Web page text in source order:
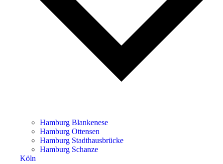
Hamburg Blankenese
Hamburg Ottensen
Hamburg Stadthausbrücke
Hamburg Schanze
Köln